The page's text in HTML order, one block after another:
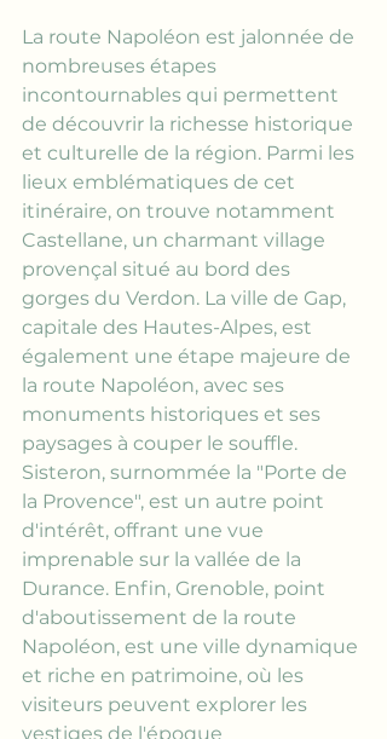
La route Napoléon est jalonnée de
nombreuses étapes
incontournables qui permettent
de découvrir la richesse historique
et culturelle de la région. Parmi les
lieux emblématiques de cet
itinéraire, on trouve notamment
Castellane, un charmant village
provençal situé au bord des
gorges du Verdon. La ville de Gap,
capitale des Hautes-Alpes, est
également une étape majeure de
la route Napoléon, avec ses
monuments historiques et ses
paysages à couper le souffle.
Sisteron, surnommée la "Porte de
la Provence", est un autre point
d'intérêt, offrant une vue
imprenable sur la vallée de la
Durance. Enfin, Grenoble, point
d'aboutissement de la route
Napoléon, est une ville dynamique
et riche en patrimoine, où les
visiteurs peuvent explorer les
vestiges de l'époque